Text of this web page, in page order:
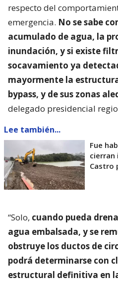
respecto del
emergencia. No se sabe
acumulado de agua, la
inundación, y si existe
socavamiento ya
mayormente la
bypass, y de sus zonas
delegado presidencial
Lee también...
Fue
cierran
Castro
“Solo, cuando pueda
agua embalsada, y se
obstruye los ductos de
podrá determinarse con
estructural definitiva en